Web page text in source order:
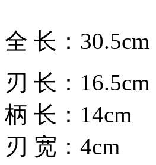
全 长：30.5cm
刃 长：16.5cm
柄 长：14cm
刃 宽：4cm